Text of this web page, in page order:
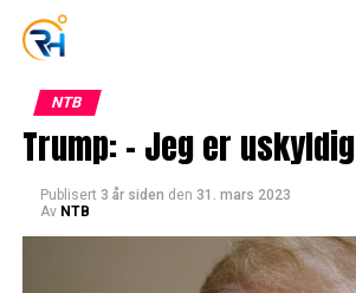
NTB
Trump: – Jeg er uskyldig
Publisert 3 år siden den 31. mars 2023
Av NTB